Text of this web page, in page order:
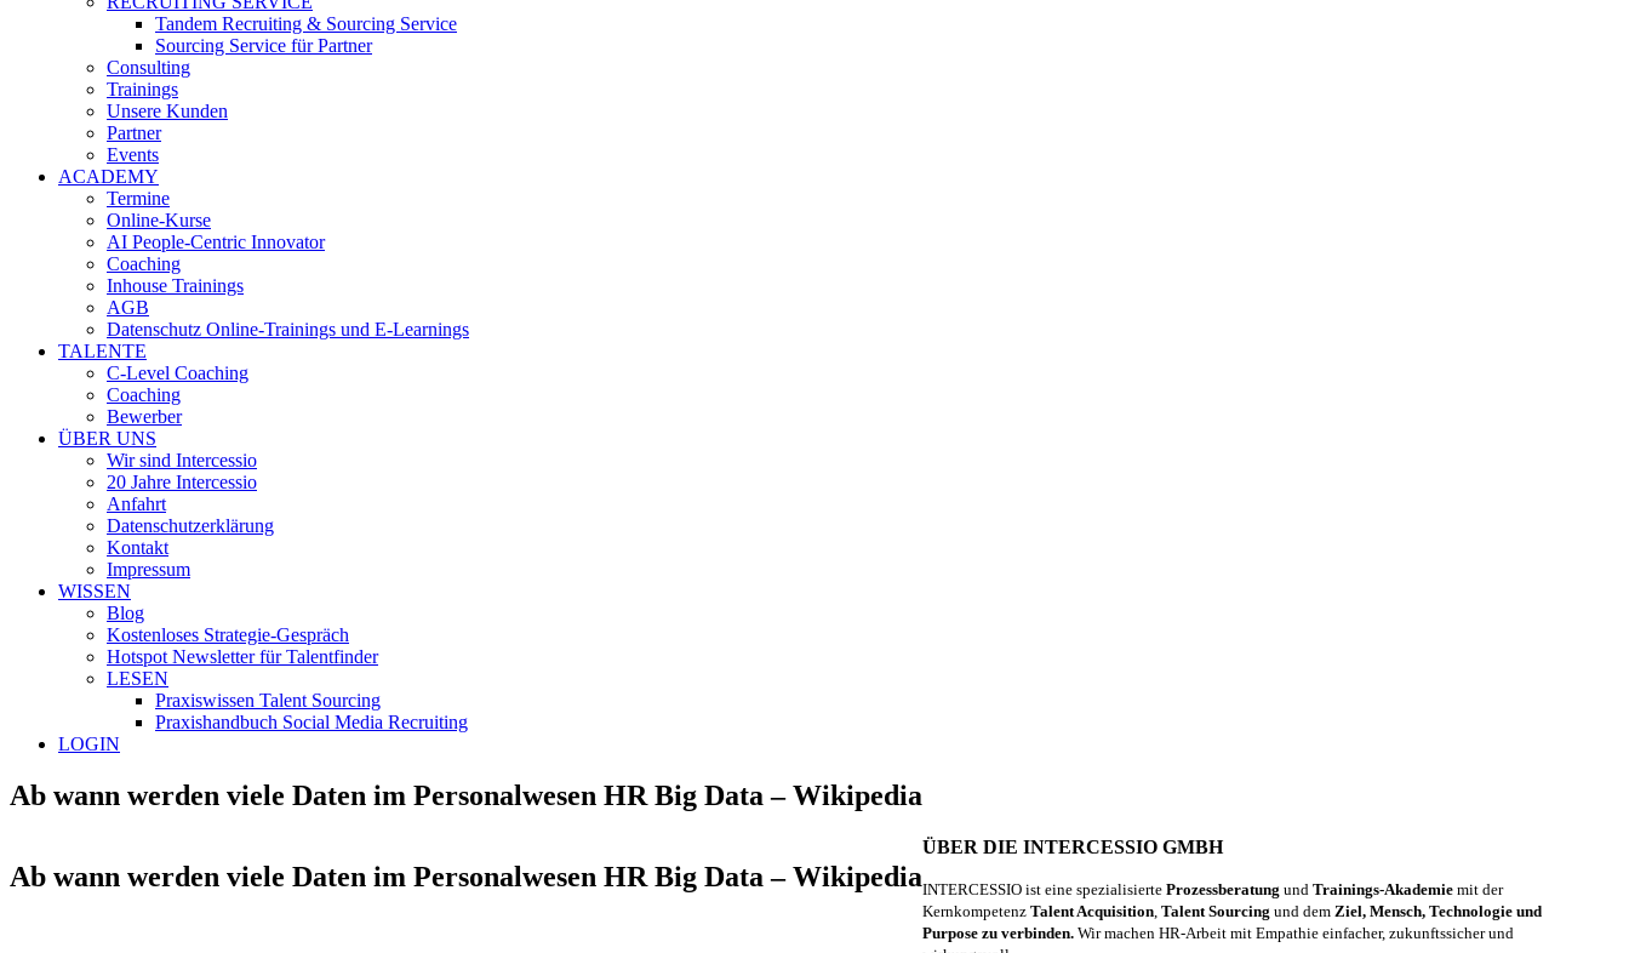
Tandem Recruiting & Sourcing Service
Sourcing Service für Partner
Consulting
Trainings
Unsere Kunden
Partner
Events
ACADEMY
Termine
Online-Kurse
AI People-Centric Innovator
Coaching
Inhouse Trainings
AGB
Datenschutz Online-Trainings und E-Learnings
TALENTE
C-Level Coaching
Coaching
Bewerber
ÜBER UNS
Wir sind Intercessio
20 Jahre Intercessio
Anfahrt
Datenschutzerklärung
Kontakt
Impressum
WISSEN
Blog
Kostenloses Strategie-Gespräch
Hotspot Newsletter für Talentfinder
LESEN
Praxiswissen Talent Sourcing
Praxishandbuch Social Media Recruiting
LOGIN
Ab wann werden viele Daten im Personalwesen HR Big Data – Wikipedia
Ab wann werden viele Daten im Personalwesen HR Big Data – Wikipedia
ÜBER DIE INTERCESSIO GMBH
INTERCESSIO ist eine spezialisierte Prozessberatung und Trainings-Akademie mit der
Kernkompetenz Talent Acquisition Talent Sourcing und dem Ziel, Mensch, Technologie und
Purpose zu verbinden. Wir machen HR-Arbeit mit Empathie einfacher, zukunftssicher und